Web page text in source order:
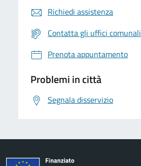
Richiedi assistenza
Contatta gli uffici comunali
Prenota appuntamento
Problemi in città
Segnala disservizio